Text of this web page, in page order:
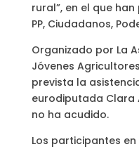
rural”, en el que
PP, Ciudadanos,
Organizado por La
Jóvenes
prevista la
eurodiputada Clara
no ha acudido.
Los participantes